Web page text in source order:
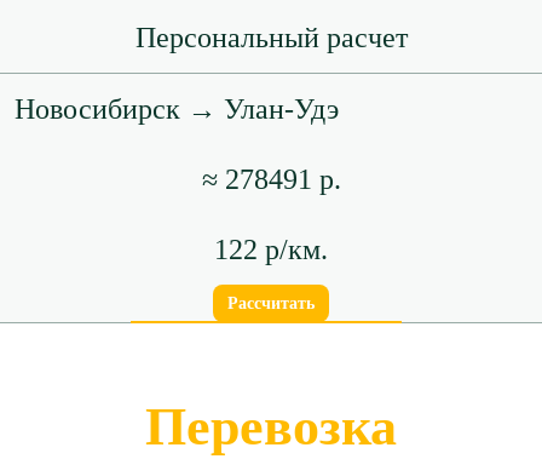
Персональный расчет
Новосибирск → Улан-Удэ
≈ 278491 р.
122 р/км.
Рассчитать
Перевозка